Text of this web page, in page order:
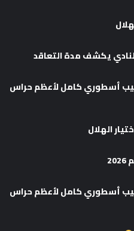
يكشف مدة التعاقد
ترتيب أسطوري كامل لأعظم حراس
الهلال
ترتيب أسطوري كامل لأعظم حراس